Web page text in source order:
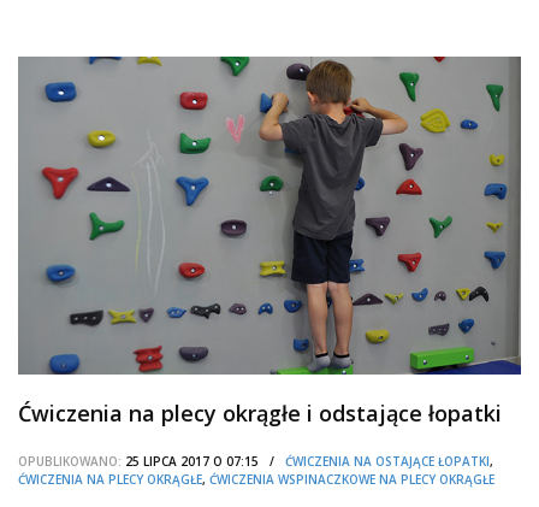
Ćwiczenia na plecy okrągłe i odstające łopatki
OPUBLIKOWANO: 25 LIPCA 2017 O 07:15 / ĆWICZENIA NA OSTAJĄCE ŁOPATKI,
ĆWICZENIA NA PLECY OKRĄGŁE, ĆWICZENIA WSPINACZKOWE NA PLECY OKRĄGŁE